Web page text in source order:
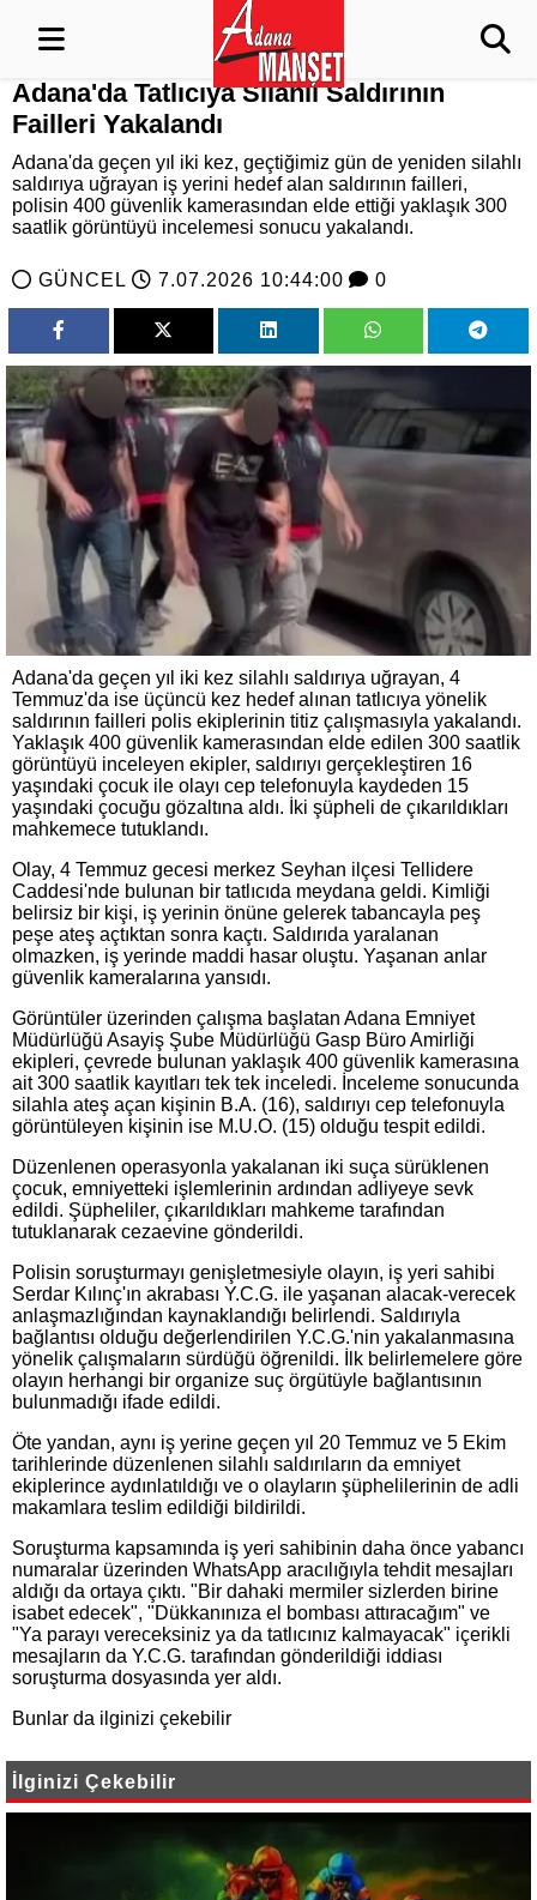
Adana'da Tatlıcıya Silahlı Saldırının
Failleri Yakalandı
Adana'da geçen yıl iki kez, geçtiğimiz gün de yeniden silahlı
saldırıya uğrayan iş yerini hedef alan saldırının failleri,
polisin 400 güvenlik kamerasından elde ettiği yaklaşık 300
saatlik görüntüyü incelemesi sonucu yakalandı.
GÜNCEL 7.07.2026 10:44:00 0
Adana'da geçen yıl iki kez silahlı saldırıya uğrayan, 4
Temmuz'da ise üçüncü kez hedef alınan tatlıcıya yönelik
saldırının failleri polis ekiplerinin titiz çalışmasıyla yakalandı.
Yaklaşık 400 güvenlik kamerasından elde edilen 300 saatlik
görüntüyü inceleyen ekipler, saldırıyı gerçekleştiren 16
yaşındaki çocuk ile olayı cep telefonuyla kaydeden 15
yaşındaki çocuğu gözaltına aldı. İki şüpheli de çıkarıldıkları
mahkemece tutuklandı.
Olay, 4 Temmuz gecesi merkez Seyhan ilçesi Tellidere
Caddesi'nde bulunan bir tatlıcıda meydana geldi. Kimliği
belirsiz bir kişi, iş yerinin önüne gelerek tabancayla peş
peşe ateş açtıktan sonra kaçtı. Saldırıda yaralanan
olmazken, iş yerinde maddi hasar oluştu. Yaşanan anlar
güvenlik kameralarına yansıdı.
Görüntüler üzerinden çalışma başlatan Adana Emniyet
Müdürlüğü Asayiş Şube Müdürlüğü Gasp Büro Amirliği
ekipleri, çevrede bulunan yaklaşık 400 güvenlik kamerasına
ait 300 saatlik kayıtları tek tek inceledi. İnceleme sonucunda
silahla ateş açan kişinin B.A. (16), saldırıyı cep telefonuyla
görüntüleyen kişinin ise M.U.O. (15) olduğu tespit edildi.
Düzenlenen operasyonla yakalanan iki suça sürüklenen
çocuk, emniyetteki işlemlerinin ardından adliyeye sevk
edildi. Şüpheliler, çıkarıldıkları mahkeme tarafından
tutuklanarak cezaevine gönderildi.
Polisin soruşturmayı genişletmesiyle olayın, iş yeri sahibi
Serdar Kılınç'ın akrabası Y.C.G. ile yaşanan alacak-verecek
anlaşmazlığından kaynaklandığı belirlendi. Saldırıyla
bağlantısı olduğu değerlendirilen Y.C.G.'nin yakalanmasına
yönelik çalışmaların sürdüğü öğrenildi. İlk belirlemelere göre
olayın herhangi bir organize suç örgütüyle bağlantısının
bulunmadığı ifade edildi.
Öte yandan, aynı iş yerine geçen yıl 20 Temmuz ve 5 Ekim
tarihlerinde düzenlenen silahlı saldırıların da emniyet
ekiplerince aydınlatıldığı ve o olayların şüphelilerinin de adli
makamlara teslim edildiği bildirildi.
Soruşturma kapsamında iş yeri sahibinin daha önce yabancı
numaralar üzerinden WhatsApp aracılığıyla tehdit mesajları
aldığı da ortaya çıktı. "Bir dahaki mermiler sizlerden birine
isabet edecek", "Dükkanınıza el bombası attıracağım" ve
"Ya parayı vereceksiniz ya da tatlıcınız kalmayacak" içerikli
mesajların da Y.C.G. tarafından gönderildiği iddiası
soruşturma dosyasında yer aldı.
Bunlar da ilginizi çekebilir
İlginizi Çekebilir